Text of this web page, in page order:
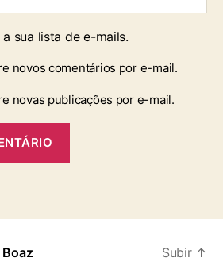
sua lista de e-mails.
novos comentários por e-mail.
novas publicações por e-mail.
Subir ↑